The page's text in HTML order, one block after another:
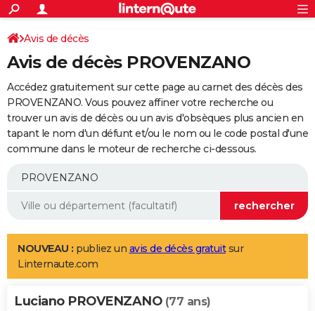
ACTUALITÉS
Politique
Société
Faits Divers
Education
Monde
Villes
+
SPORT
Coupe du monde 2026
Football
Tennis
Cyclisme
Rugby
Forum
Programme TV
TNT
Streaming
Cinéma
Sorties cinéma
Musique
+
FINANCE
Retraite
Epargne
Immobilier
Risques naturels par ville
Assurance
AUTO
Essais
Réserver un essai
Citadines
Berlines
SUV
Forum auto
+
Mobiles
Meilleur smartphone
Internet
Ordinateurs
Jeux vidéo
Guide high-tech
Aménagement intérieur
LIFESTYLE
Art de vivre
Bien-être
Loisirs
Mode
Modes de vie
Alimentation
Guide de la santé
Maladies
Médicaments
Sommeil
VOYAGE
Avis de décès
Avis de décès PROVENZANO
Accédez gratuitement sur cette page au carnet des décès des
PROVENZANO. Vous pouvez affiner votre recherche ou
trouver un avis de décès ou un avis d'obsèques plus ancien en
tapant le nom d'un défunt et/ou le nom ou le code postal d'une
commune dans le moteur de recherche ci-dessous.
NOUVEAU : publiez un avis de décès gratuitsur
Linternaute.com
Luciano PROVENZANO (77 ans)